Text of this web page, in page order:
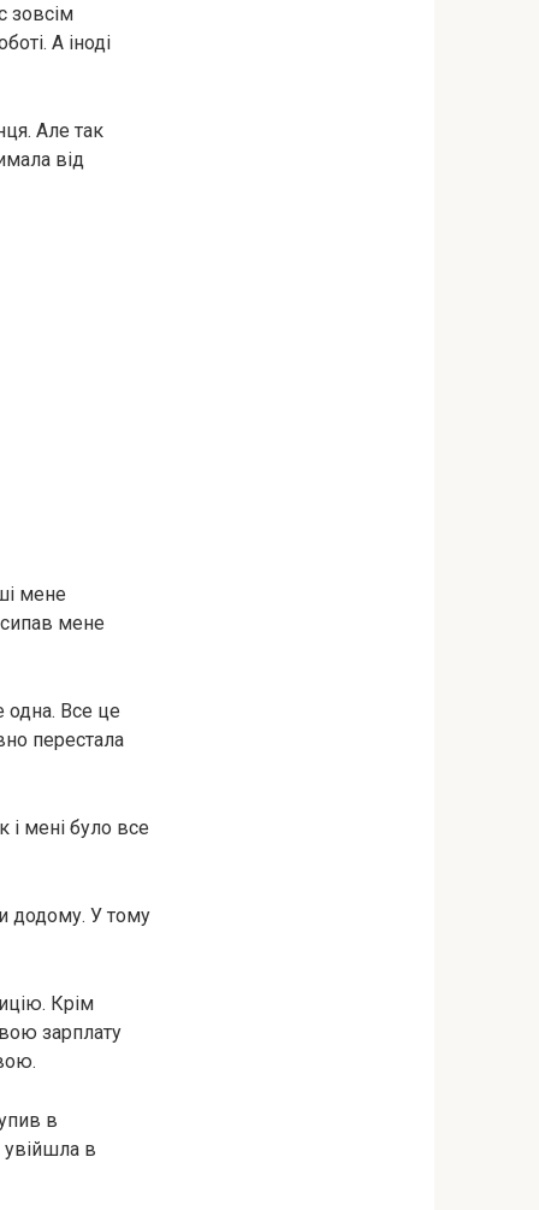
зовсім
А іноді
Але так
від
мене
мене
одна. Все це
перестала
і мені було все
додому. У тому
Крім
зарплату
в
увійшла в